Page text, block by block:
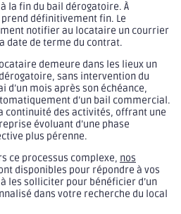
la fin du bail dérogatoire. À
définitivement fin. Le
notifier au locataire un courrier
date de terme du contrat.
demeure dans les lieux un
sans intervention du
d’un mois après son échéance,
d’un bail commercial.
continuité des activités, offrant une
évoluant d’une phase
plus pérenne.
ce processus complexe, nos
disponibles pour répondre à vos
les solliciter pour bénéficier d’un
dans votre recherche du local